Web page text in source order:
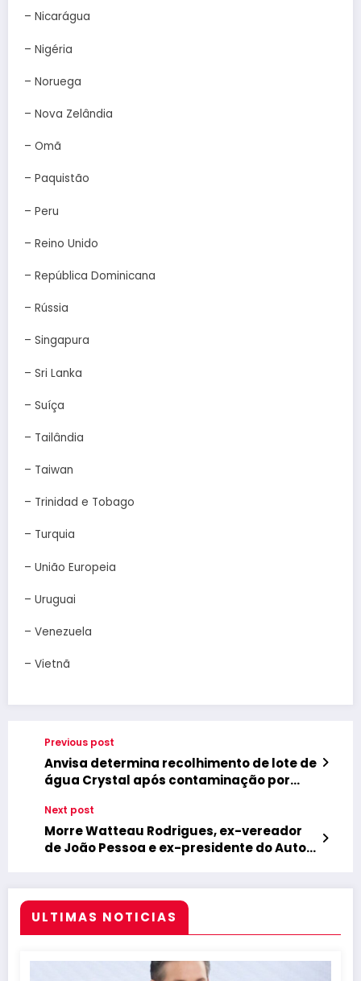
– Nicarágua
– Nigéria
– Noruega
– Nova Zelândia
– Omã
– Paquistão
– Peru
– Reino Unido
– República Dominicana
– Rússia
– Singapura
– Sri Lanka
– Suíça
– Tailândia
– Taiwan
– Trinidad e Tobago
– Turquia
– União Europeia
– Uruguai
– Venezuela
– Vietnã
Previous post
Anvisa determina recolhimento de lote de
água Crystal após contaminação por
Next post
Morre Watteau Rodrigues, ex-vereador
de João Pessoa e ex-presidente do Auto
ULTIMAS NOTICIAS